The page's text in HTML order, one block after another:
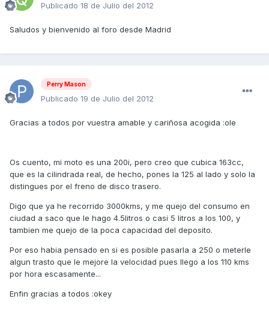
Publicado 18 de Julio del 2012
Saludos y bienvenido al foro desde Madrid
Perry Mason
Publicado 19 de Julio del 2012
Gracias a todos por vuestra amable y cariñosa acogida :ole
Os cuento, mi moto es una 200i, pero creo que cubica 163cc,
que es la cilindrada real, de hecho, pones la 125 al lado y solo la
distingues por el freno de disco trasero.
Digo que ya he recorrido 3000kms, y me quejo del consumo en
ciudad a saco que le hago 4.5litros o casi 5 litros a los 100, y
tambien me quejo de la poca capacidad del deposito.
Por eso habia pensado en si es posible pasarla a 250 o meterle
algun trasto que le mejore la velocidad pues llego a los 110 kms
por hora escasamente...
Enfin gracias a todos :okey